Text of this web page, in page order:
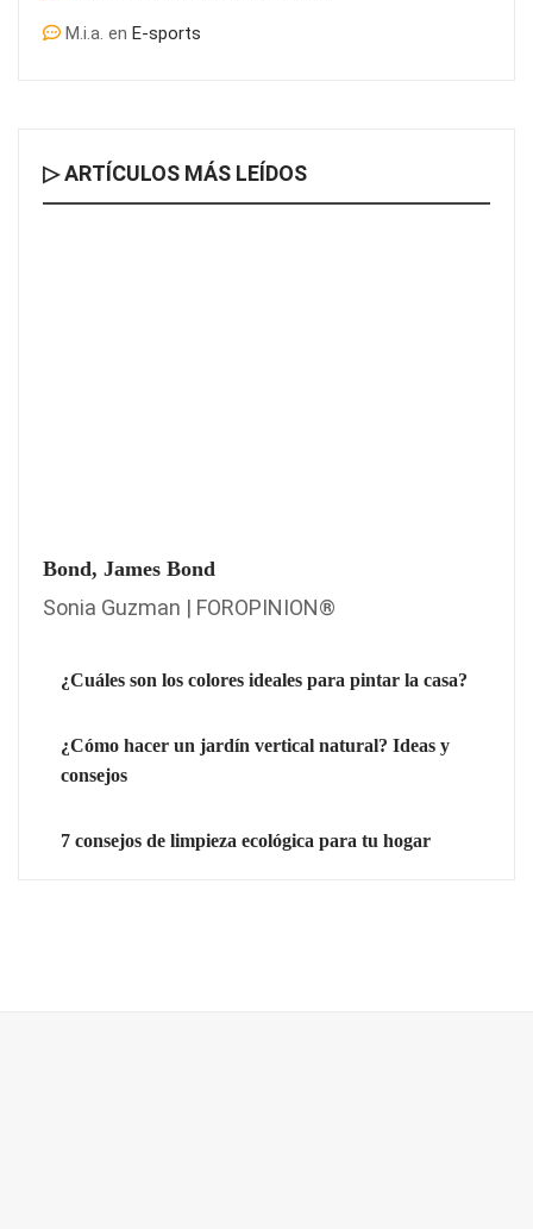
M.i.a. en E-sports
▷ ARTÍCULOS MÁS LEÍDOS
Bond, James Bond
Sonia Guzman | FOROPINION®
¿Cuáles son los colores ideales para pintar la casa?
¿Cómo hacer un jardín vertical natural? Ideas y
consejos
7 consejos de limpieza ecológica para tu hogar